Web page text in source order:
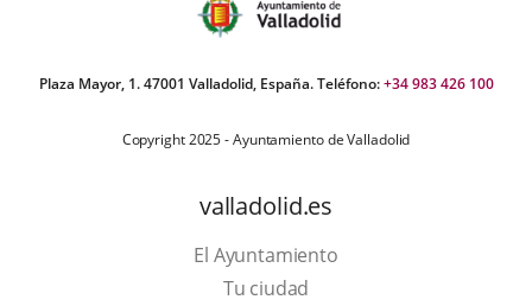
Plaza Mayor, 1. 47001 Valladolid, España. Teléfono:+34 983 426 100
Copyright 2025 - Ayuntamiento de Valladolid
valladolid.es
El Ayuntamiento
Tu ciudad